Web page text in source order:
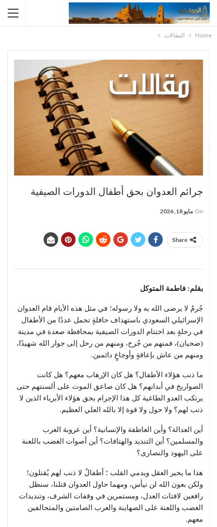
Home المقالات
​جرائم العدوان بحق أطفال الدورات الصيفية
On مايو 18, 2026
Share
​بقلم: فاطمة المتوكل
​جُرمٌ لا يرضى الله به ولا رسوله؛ في مثل هذه الأيام قام العدوان
الإسرائيلي السعودي باستهداف حافلةٍ تحمل عددًا من الأطفال
في رحلةٍ بعد اختتام الدورات الصيفية بمحافظة صعدة في مدينة
(ضحيان)، فمنهم من جُرح، ومنهم من رحل إلى جوار الله شهيدًا،
ومنهم من عاش بإعاقةٍ وأوجاعٍ دائمين.
​ما ذنب هؤلاء الأطفال؟ هل كان الإرهاب معهم؟ هل كانت
الصواريخ في أبدانهم؟ هل كان صاعق الموت على ألسنتهم حتى
يرتكب العدو الطاغية كل هذا الإجرام بحق هؤلاء الأبرياء الذين لا
ذنب لهم؟ ولا حول ولا قوة إلا بالله العلي العظيم.
​أين العدالة؟ وأين العاطفة والإنسانية؟ أين عروبة العرب
والمسلمين؟ أين التنديد والهتافات؟ أين أصوات الغضب باللعنة
على اليهود والنصارى؟
​هذا ما يحير العقل ويدمي القلب ؛ أطفالٌ لا ذنب لهم يُقتلون!
ولكن بعون الله لن نيأس، ومهما حاول العدوان قتلنا، سنظل
رافعين لافتات العدل، ومستمرين في وقفات الشرف، وتنديدات
الغضب واللعنة على الصهاينة والعرب الصامتين والمتحالفين
معهم.